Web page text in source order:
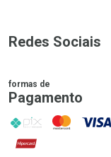
Redes Sociais
formas de
Pagamento
PIX MasterCard
VISA
Hipercard